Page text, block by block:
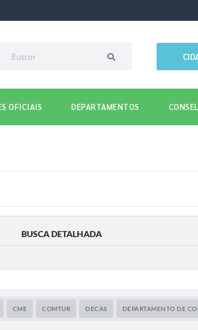
OFICIAIS DEPARTAMENTOS
BUSCA DETALHADA
CME COMTUR DECAS DEPARTAMENTO DE